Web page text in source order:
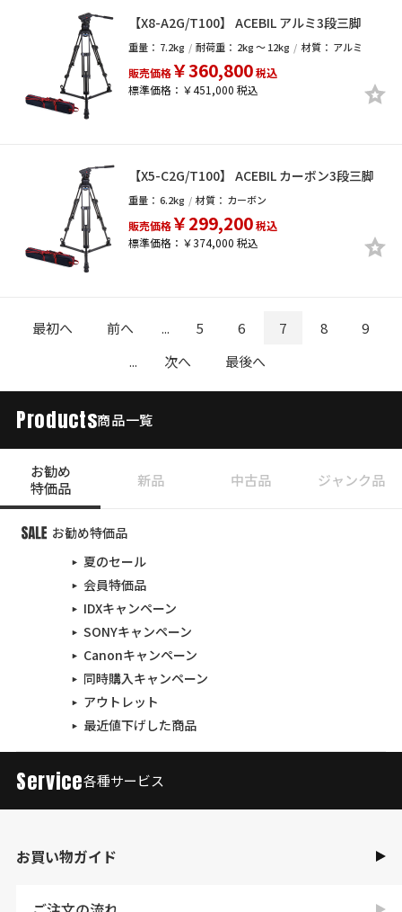
【X8-A2G/T100】 ACEBIL アルミ3段三脚
重量： 7.2kg 耐荷重： 2kg ～ 12kg 材質： アルミ
販売価格￥360,800税込
標準価格：￥451,000 税込
【X5-C2G/T100】 ACEBIL カーボン3段三脚
重量： 6.2kg 材質： カーボン
販売価格￥299,200税込
標準価格：￥374,000 税込
最初へ 前へ ... 5 6 7 8
9
...
次へ 最後へ
Products商品一覧
お勧め
特価品
新品 中古品 ジャンク品
お勧め特価品
夏のセール
会員特価品
IDXキャンペーン
SONYキャンペーン
Canonキャンペーン
同時購入キャンペーン
アウトレット
最近値下げした商品
Service各種サービス
お買い物ガイド